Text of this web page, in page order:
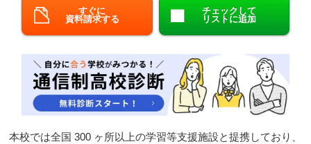
すぐに
資料請求する
チェックして
リストに追加
本校では全国 300 ヶ所以上の学習等支援施設と提携しており、